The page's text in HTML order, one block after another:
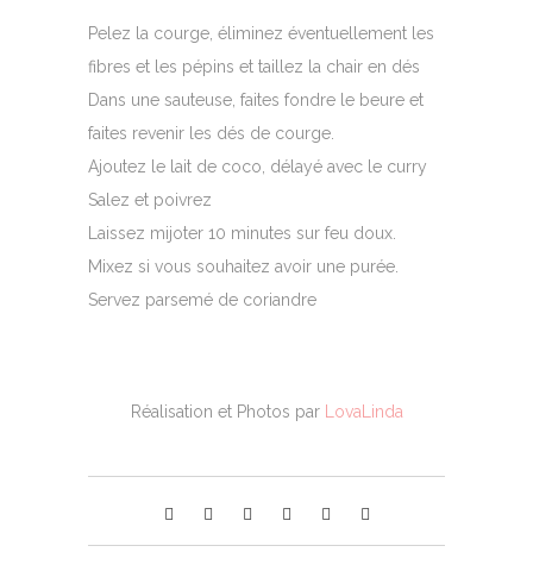
Pelez la courge, éliminez éventuellement les
fibres et les pépins et taillez la chair en dés
Dans une sauteuse, faites fondre le beure et
faites revenir les dés de courge.
Ajoutez le lait de coco, délayé avec le curry
Salez et poivrez
Laissez mijoter 10 minutes sur feu doux.
Mixez si vous souhaitez avoir une purée.
Servez parsemé de coriandre
Réalisation et Photos par LovaLinda